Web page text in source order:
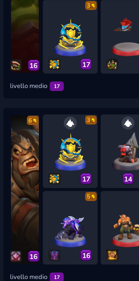
16
3
17
livello medio 17
6
16
3
17 14
5
16
livello medio 17